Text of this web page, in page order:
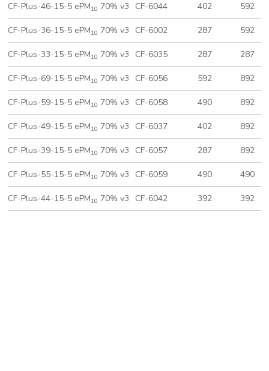
CF-Plus-46-15-5 ePM10 70% v3 CF-6044 402 592
CF-Plus-36-15-5 ePM10 70% v3 CF-6002 287 592
CF-Plus-33-15-5 ePM10 70% v3 CF-6035 287 287
CF-Plus-69-15-5 ePM10 70% v3 CF-6056 592 892
CF-Plus-59-15-5 ePM10 70% v3 CF-6058 490 892
CF-Plus-49-15-5 ePM10 70% v3 CF-6037 402 892
CF-Plus-39-15-5 ePM10 70% v3 CF-6057 287 892
CF-Plus-55-15-5 ePM10 70% v3 CF-6059 490 490
CF-Plus-44-15-5 ePM10 70% v3 CF-6042 392 392